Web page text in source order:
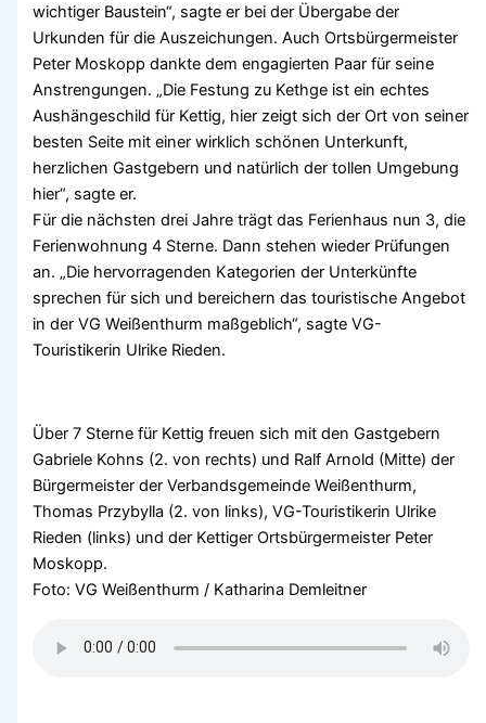
wichtiger Baustein“, sagte er bei der Übergabe der
Urkunden für die Auszeichungen. Auch Ortsbürgermeister
Peter Moskopp dankte dem engagierten Paar für seine
Anstrengungen. „Die Festung zu Kethge ist ein echtes
Aushängeschild für Kettig, hier zeigt sich der Ort von seiner
besten Seite mit einer wirklich schönen Unterkunft,
herzlichen Gastgebern und natürlich der tollen Umgebung
hier“, sagte er.
Für die nächsten drei Jahre trägt das Ferienhaus nun 3, die
Ferienwohnung 4 Sterne. Dann stehen wieder Prüfungen
an. „Die hervorragenden Kategorien der Unterkünfte
sprechen für sich und bereichern das touristische Angebot
in der VG Weißenthurm maßgeblich“, sagte VG-
Touristikerin Ulrike Rieden.
Über 7 Sterne für Kettig freuen sich mit den Gastgebern
Gabriele Kohns (2. von rechts) und Ralf Arnold (Mitte) der
Bürgermeister der Verbandsgemeinde Weißenthurm,
Thomas Przybylla (2. von links), VG-Touristikerin Ulrike
Rieden (links) und der Kettiger Ortsbürgermeister Peter
Moskopp.
Foto: VG Weißenthurm / Katharina Demleitner